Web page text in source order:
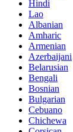
Hindi
Lao
Albanian
Amharic
Armenian
Azerbaijani
Belarusian
Bengali
Bosnian
Bulgarian
Cebuano
Chichewa